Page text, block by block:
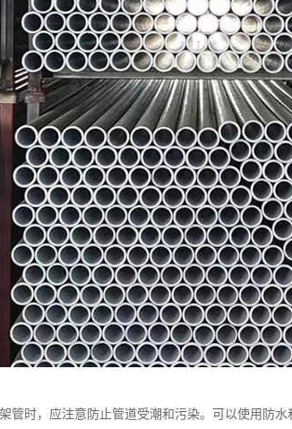
管时，应注意防止管道受潮和污染。可以使用防